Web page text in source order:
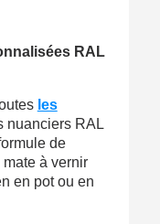
RAL
les
nuanciers RAL
de
à vernir
en pot ou en